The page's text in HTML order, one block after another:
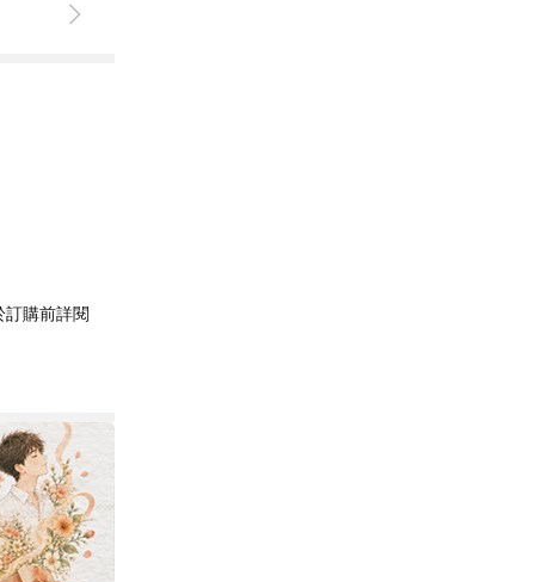
訂購前詳閱